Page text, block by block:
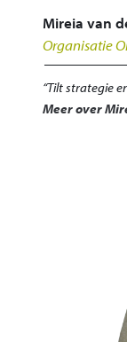
Mireia van
Organisatie
“Tilt strategie
Meer over